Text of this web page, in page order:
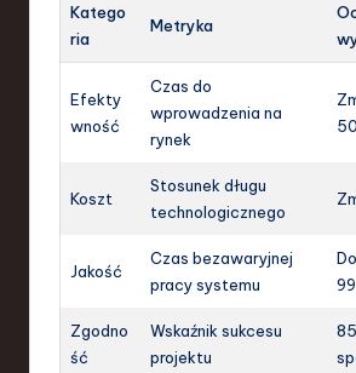
Katego
ria
Metryka
Efekty
wność
Czas do
wprowadzenia na
rynek
Koszt
Stosunek długu
technologicznego
Jakość
Czas bezawaryjnej
pracy systemu
Zgodno
ść
Wskaźnik sukcesu
projektu